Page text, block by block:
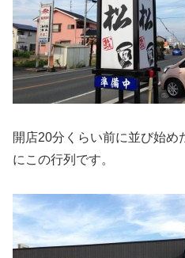
開店20分くらい前に並び始め
にこの行列です。